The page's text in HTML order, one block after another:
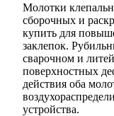
Молотки
сборочных и
купить для
заклепок.
сварочном и
поверхностных
действия оба
устройства.